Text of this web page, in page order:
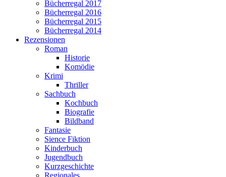
Bücherregal 2017
Bücherregal 2016
Bücherregal 2015
Bücherregal 2014
Rezensionen
Roman
Historie
Komödie
Krimi
Thriller
Sachbuch
Kochbuch
Biografie
Bildband
Fantasie
Sience Fiktion
Kinderbuch
Jugendbuch
Kurzgeschichte
Regionales